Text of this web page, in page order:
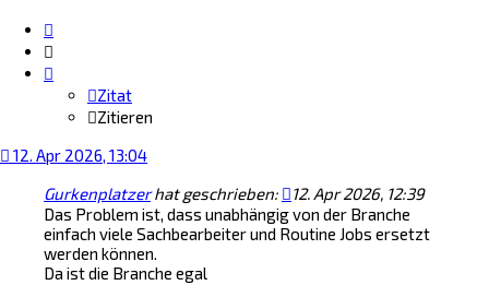
Zitat
Zitieren
12. Apr 2026, 13:04
Gurkenplatzerhat geschrieben:
12. Apr 2026, 12:39
Das Problem ist, dass unabhängig von der Branche
einfach viele Sachbearbeiter und Routine Jobs ersetzt
werden können.
Da ist die Branche egal